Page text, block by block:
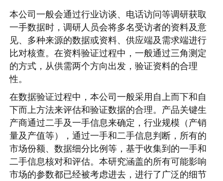
本公司一般会通过行业访谈、电话访问等调研获取
一手数据时，调研人员会将多名受访者的资料及意
见、多种来源的数据或资料、供应端及需求端进行
比对核查。在资料验证过程中，一般通过三角测定
的方式，从供需两个方向出发，验证资料的合理
性。
在数据验证过程中，本公司一般采用自上而下和自
下而上方法来评估和验证数据的合理。产品关键生
产商通过二手及一手信息来确定，行业规模（产销
量及产值等），通过一手和二手信息判断，所有的
市场份额、数据细分比例等，基于收集到的一手和
二手信息核对和评估。本研究涵盖的所有可能影响
市场的参数都已经被考虑进去，进行了广泛的细节